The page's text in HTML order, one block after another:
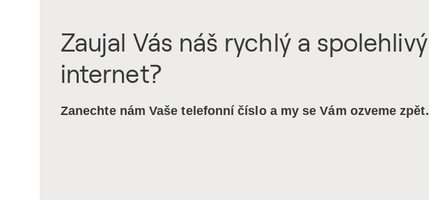
Zaujal Vás náš rychlý a spolehlivý
internet?
Zanechte nám Vaše telefonní číslo a my se Vám ozveme zpět.